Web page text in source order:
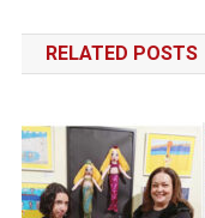
άρθρων
RELATED POSTS